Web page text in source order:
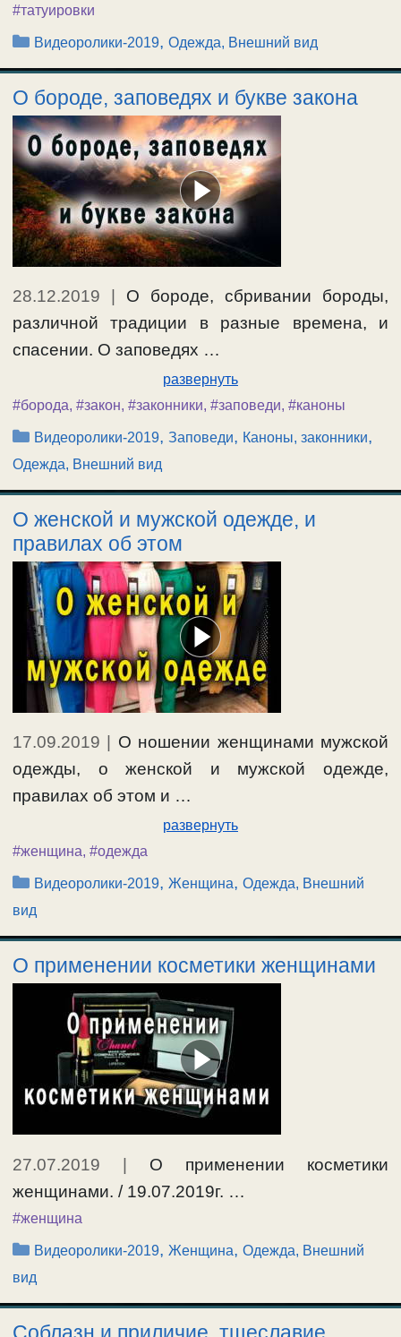
#татуировки
Рубрики
Видеоролики-2019,Одежда, Внешний вид
О бороде, заповедях и букве закона
28.12.2019
О бороде, сбривании бороды,
различной традиции в разные времена, и
спасении. О заповедях …
развернуть
#борода, #закон, #законники, #заповеди, #каноны
Рубрики
Видеоролики-2019,Заповеди, Каноны, законники,
Одежда, Внешний вид
О женской и мужской одежде, и
правилах об этом
17.09.2019
О ношении женщинами мужской
одежды, о женской и мужской одежде,
правилах об этом и …
развернуть
#женщина, #одежда
Рубрики
Видеоролики-2019,Женщина,Одежда, Внешний
вид
О применении косметики женщинами
27.07.2019 | О применении косметики
женщинами. / 19.07.2019г. …
#женщина
Рубрики
Видеоролики-2019,Женщина,Одежда, Внешний
вид
Соблазн и приличие, тщеславие